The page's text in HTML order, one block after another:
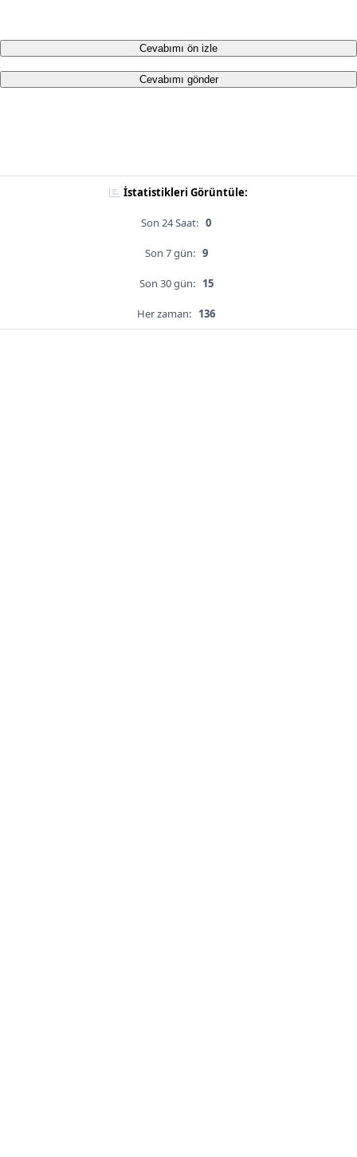
Cevabımı ön izle
Cevabımı gönder
İstatistikleri Görüntüle:
Son 24 Saat: 0
Son 7 gün: 9
Son 30 gün: 15
Her zaman: 136